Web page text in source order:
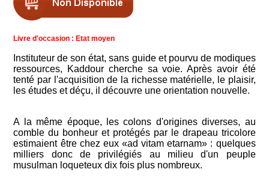
Livre d'occasion : Etat moyen
Instituteur de son état, sans guide et pourvu de modiques
ressources, Kaddour cherche sa voie. Après avoir été
tenté par l'acquisition de la richesse matérielle, le plaisir,
les études et déçu, il découvre une orientation nouvelle.
A la même époque, les colons d'origines diverses, au
comble du bonheur et protégés par le drapeau tricolore
estimaient être chez eux «ad vitam etarnam» : quelques
milliers donc de privilégiés au milieu d'un peuple
musulman loqueteux dix fois plus nombreux.